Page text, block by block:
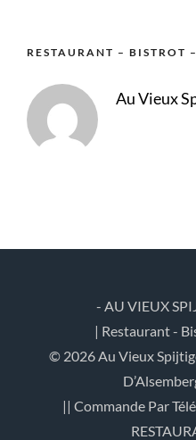
RESTAURANT – BISTROT
Au Vieux
- AU VIEUX
| Restaurant -
© 2026 Au Vieux
|| Commande Par